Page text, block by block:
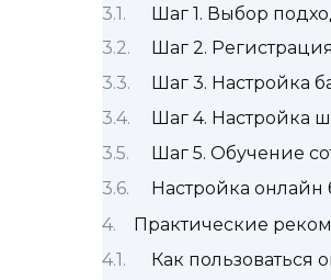
Шаг 1. Выбор
Шаг 2.
Шаг 3. Настройка
Шаг 4. Настройка
Шаг 5. Обучение
Настройка онлайн
Практические
Как пользоваться